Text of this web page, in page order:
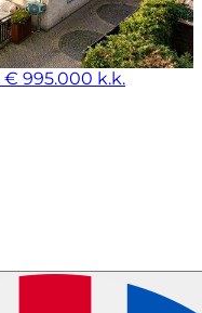
€ 995.000 k.k.